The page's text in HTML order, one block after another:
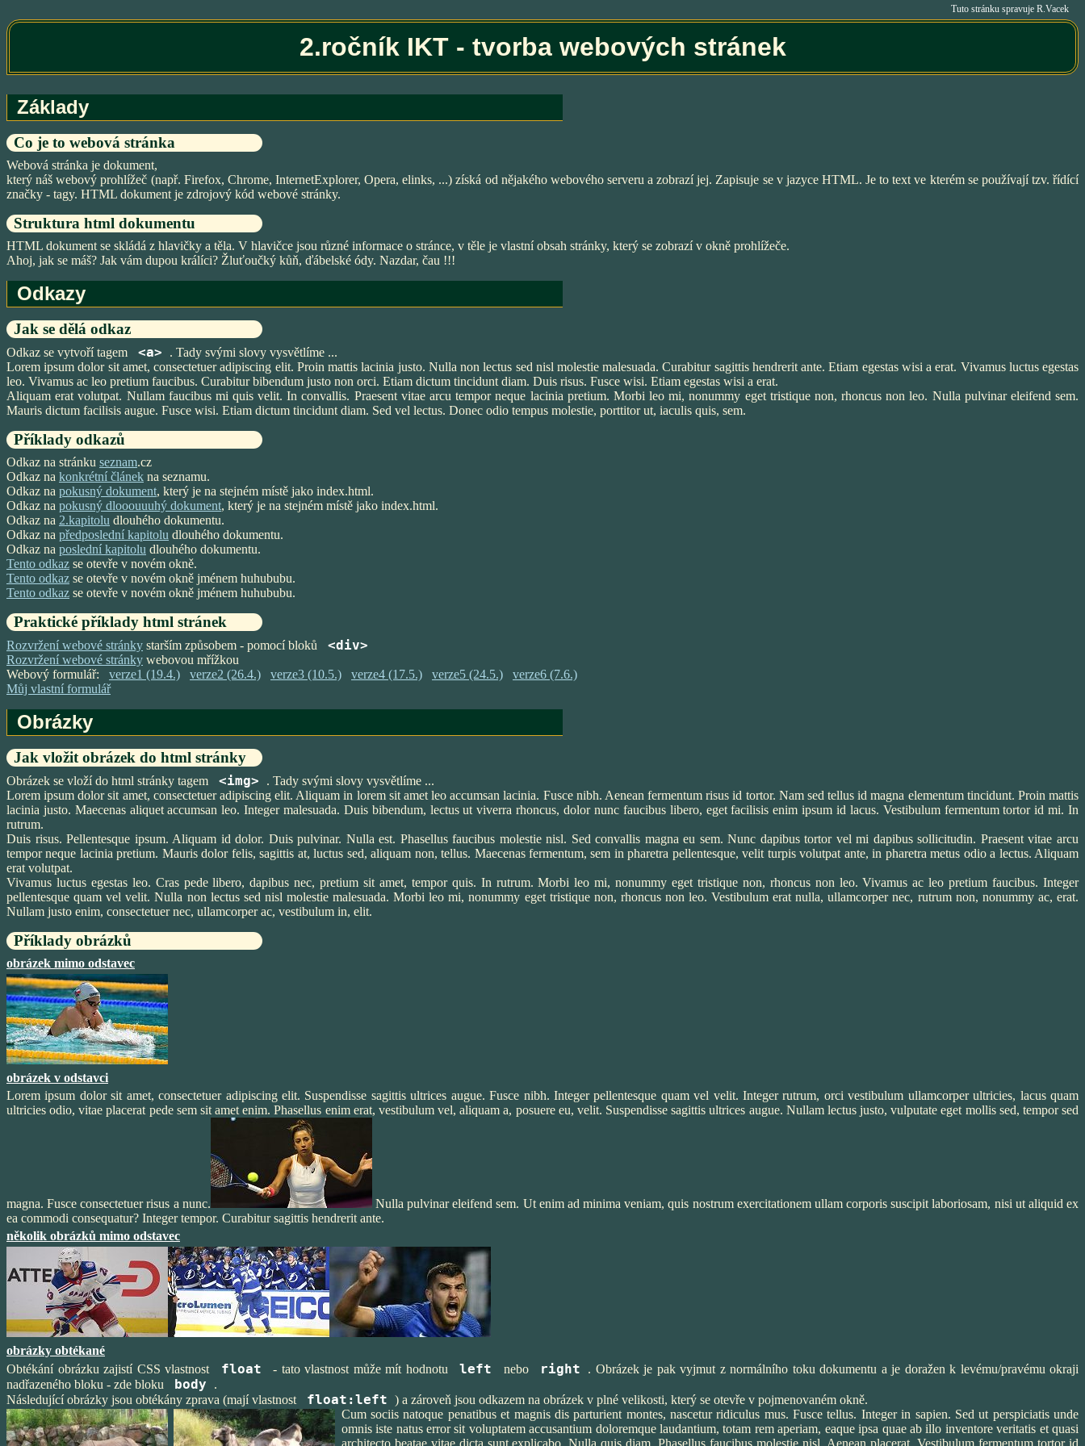
2.ročník IKT - tvorba webových stránek
Základy
Co je to webová stránka
Webová stránka je dokument,
který náš webový prohlížeč (např. Firefox, Chrome, InternetExplorer, Opera, elinks, ...) získá od nějakého webového serveru a zobrazí jej. Zapisuje se v jazyce HTML. Je to text ve kterém se používají tzv. řídící
značky - tagy. HTML dokument je zdrojový kód webové stránky.
Struktura html dokumentu
HTML dokument se skládá z hlavičky a těla. V hlavičce jsou různé informace o stránce, v těle je vlastní obsah stránky, který se zobrazí v okně prohlížeče.
Ahoj, jak se máš? Jak vám dupou králíci? Žluťoučký kůň, ďábelské ódy. Nazdar, čau !!!
Odkazy
Jak se dělá odkaz
Odkaz se vytvoří tagem <a>
. Tady svými slovy vysvětlíme ...
Lorem ipsum dolor sit amet, consectetuer adipiscing elit. Proin mattis lacinia justo. Nulla non lectus sed nisl molestie malesuada. Curabitur sagittis hendrerit ante. Etiam egestas wisi a erat. Vivamus luctus egestas
leo. Vivamus ac leo pretium faucibus. Curabitur bibendum justo non orci. Etiam dictum tincidunt diam. Duis risus. Fusce wisi. Etiam egestas wisi a erat.
Aliquam erat volutpat. Nullam faucibus mi quis velit. In convallis. Praesent vitae arcu tempor neque lacinia pretium. Morbi leo mi, nonummy eget tristique non, rhoncus non leo. Nulla pulvinar eleifend sem.
Mauris dictum facilisis augue. Fusce wisi. Etiam dictum tincidunt diam. Sed vel lectus. Donec odio tempus molestie, porttitor ut, iaculis quis, sem.
Příklady odkazů
Odkaz na stránku seznam.cz
Odkaz na konkrétní článek na seznamu.
Odkaz na pokusný dokument, který je na stejném místě jako index.html.
Odkaz na pokusný dlooouuuhý dokument, který je na stejném místě jako index.html.
Odkaz na 2.kapitolu dlouhého dokumentu.
Odkaz na předposlední kapitolu dlouhého dokumentu.
Odkaz na poslední kapitolu dlouhého dokumentu.
Tento odkaz se otevře v novém okně.
Tento odkaz se otevře v novém okně jménem huhububu.
Tento odkaz se otevře v novém okně jménem huhububu.
Praktické příklady html stránek
Rozvržení webové stránky starším způsobem - pomocí bloků <div>
Rozvržení webové stránky webovou mřížkou
Webový formulář: verze1 (19.4.) verze2 (26.4.) verze3 (10.5.) verze4 (17.5.) verze5 (24.5.)
verze6 (7.6.)
Můj vlastní formulář
Obrázky
Jak vložit obrázek do html stránky
Obrázek se vloží do html stránky tagem <img>
. Tady svými slovy vysvětlíme ...
Lorem ipsum dolor sit amet, consectetuer adipiscing elit. Aliquam in lorem sit amet leo accumsan lacinia. Fusce nibh. Aenean fermentum risus id tortor. Nam sed tellus id magna elementum tincidunt. Proin mattis
lacinia justo. Maecenas aliquet accumsan leo. Integer malesuada. Duis bibendum, lectus ut viverra rhoncus, dolor nunc faucibus libero, eget facilisis enim ipsum id lacus. Vestibulum fermentum tortor id mi. In
rutrum.
Duis risus. Pellentesque ipsum. Aliquam id dolor. Duis pulvinar. Nulla est. Phasellus faucibus molestie nisl. Sed convallis magna eu sem. Nunc dapibus tortor vel mi dapibus sollicitudin. Praesent vitae arcu
tempor neque lacinia pretium. Mauris dolor felis, sagittis at, luctus sed, aliquam non, tellus. Maecenas fermentum, sem in pharetra pellentesque, velit turpis volutpat ante, in pharetra metus odio a lectus. Aliquam
erat volutpat.
Vivamus luctus egestas leo. Cras pede libero, dapibus nec, pretium sit amet, tempor quis. In rutrum. Morbi leo mi, nonummy eget tristique non, rhoncus non leo. Vivamus ac leo pretium faucibus. Integer
pellentesque quam vel velit. Nulla non lectus sed nisl molestie malesuada. Morbi leo mi, nonummy eget tristique non, rhoncus non leo. Vestibulum erat nulla, ullamcorper nec, rutrum non, nonummy ac, erat.
Nullam justo enim, consectetuer nec, ullamcorper ac, vestibulum in, elit.
Příklady obrázků
obrázek mimo odstavec
obrázek v odstavci
Lorem ipsum dolor sit amet, consectetuer adipiscing elit. Suspendisse sagittis ultrices augue. Fusce nibh. Integer pellentesque quam vel velit. Integer rutrum, orci vestibulum ullamcorper ultricies, lacus quam
ultricies odio, vitae placerat pede sem sit amet enim. Phasellus enim erat, vestibulum vel, aliquam a, posuere eu, velit. Suspendisse sagittis ultrices augue. Nullam lectus justo, vulputate eget mollis sed, tempor sed
magna. Fusce consectetuer risus a nunc.
Nulla pulvinar eleifend sem. Ut enim ad minima veniam, quis nostrum exercitationem ullam corporis suscipit laboriosam, nisi ut aliquid ex
ea commodi consequatur? Integer tempor. Curabitur sagittis hendrerit ante.
několik obrázků mimo odstavec
obrázky obtékané
Obtékání obrázku zajistí CSS vlastnost
float - tato vlastnost může mít hodnotu left nebo right
. Obrázek je pak vyjmut z normálního toku dokumentu a je doražen k levému/pravému okraji
nadřazeného bloku - zde bloku
body
.
Následující obrázky jsou obtékány zprava (mají vlastnost
float:left ) a zároveň jsou odkazem na obrázek v plné velikosti, který se otevře v pojmenovaném okně.
Cum sociis natoque penatibus et magnis dis parturient montes, nascetur ridiculus mus. Fusce tellus. Integer in sapien. Sed ut perspiciatis unde
omnis iste natus error sit voluptatem accusantium doloremque laudantium, totam rem aperiam, eaque ipsa quae ab illo inventore veritatis et quasi
architecto beatae vitae dicta sunt explicabo. Nulla quis diam. Phasellus faucibus molestie nisl. Aenean placerat. Vestibulum fermentum tortor id
Tuto stránku spravuje R.Vacek